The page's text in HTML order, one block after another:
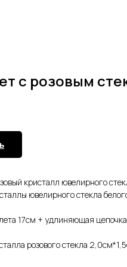
с розовым
кристалл ювелирного
ювелирного стекла
17см + удлиняющая
розового стекла